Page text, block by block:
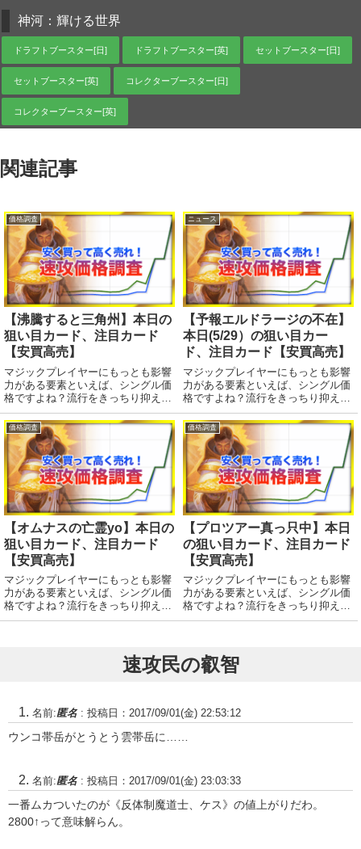
神河：輝ける世界
ドラフトブースター[日] ドラフトブースター[英] セットブースター[日]
セットブースター[英] コレクターブースター[日]
コレクターブースター[英]
関連記事
価格調査
【沸騰すると三角州】本日の
狙い目カード、注目カード
【安買高売】
マジックプレイヤーにもっとも影響
力がある要素といえば、シングル価
格ですよね？流行をきっちり抑えて
賢く売り買いいたしましょう！デー
タはmtgのデータサイトWisdom
Guildさんから。注目度ランキン
グ！（基本土地はランキングから除
外してい...
ニュース
【予報エルドラージの不在】
本日(5/29）の狙い目カー
ド、注目カード【安買高売】
マジックプレイヤーにもっとも影響
力がある要素といえば、シングル価
格ですよね？流行をきっちり抑えて
賢く売り買いいたしましょう！デー
タはmtgのデータサイトWisdom
Guildさんから。では本日のランキ
ングを見ていきましょう。注目度ラ
ンキン...
価格調査
【オムナスの亡霊yo】本日の
狙い目カード、注目カード
【安買高売】
マジックプレイヤーにもっとも影響
力がある要素といえば、シングル価
格ですよね？流行をきっちり抑えて
賢く売り買いいたしましょう！デー
グ！（基本土地はランキングから除
価格調査
【プロツアー真っ只中】本日
の狙い目カード、注目カード
【安買高売】
マジックプレイヤーにもっとも影響
力がある要素といえば、シングル価
格ですよね？流行をきっちり抑えて
賢く売り買いいたしましょう！デー
グ！（基本土地はランキングから除
外してい...
速攻民の叡智
名前:匿名 : 投稿日：2017/09/01(金) 22:53:12
ウンコ帯岳がとうとう雲帯岳に……
名前:匿名 : 投稿日：2017/09/01(金) 23:03:33
一番ムカついたのが《反体制魔道士、ケス》の値上がりだわ。
2800↑って意味解らん。